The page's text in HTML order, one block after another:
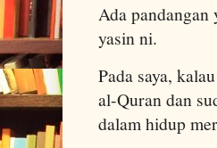
Ada pandangan
yasin ni.
Pada saya,
al-Quran dan
dalam hidup